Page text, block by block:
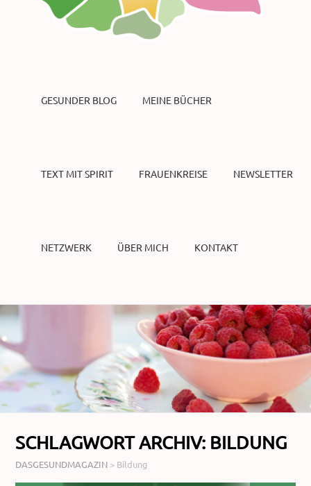
GESUNDER BLOG MEINE BÜCHER
TEXT MIT SPIRIT FRAUENKREISE NEWSLETTER
NETZWERK ÜBER MICH KONTAKT
SCHLAGWORT ARCHIV: BILDUNG
DASGESUNDMAGAZIN > Bildung